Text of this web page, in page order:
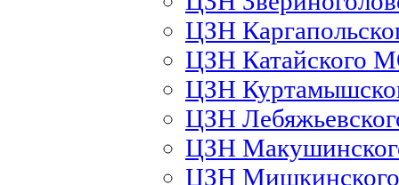
ЦЗН
ЦЗН Катайского
ЦЗН
ЦЗН
ЦЗН
ЦЗН